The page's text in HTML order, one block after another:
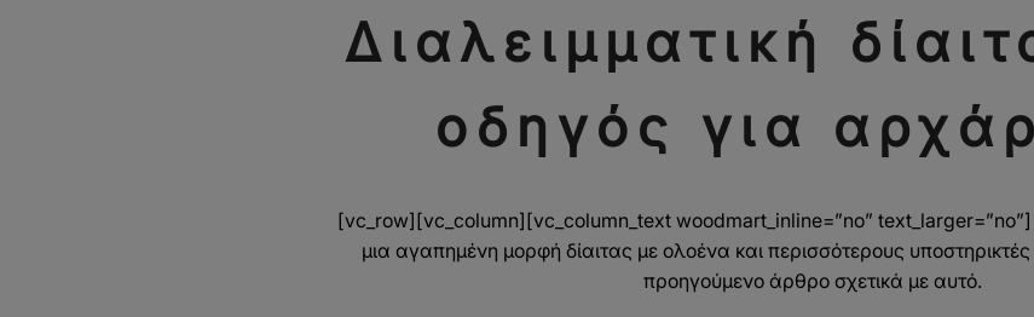
Διαλειμματική
οδηγός για
[vc_row][vc_column][vc_column_text woodmart_inline=”no” text_larger=”no”] Η
μια αγαπημένη μορφή δίαιτας με ολοένα και περισσότερους
προηγούμενο άρθρο σχετικά με αυτό.